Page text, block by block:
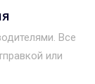
Все
или